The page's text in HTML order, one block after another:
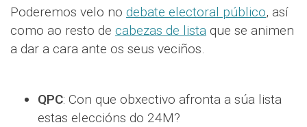
Poderemos velo no debate electoral público, así
como ao resto de cabezas de lista que se animen
a dar a cara ante os seus veciños.
QPC: Con que obxectivo afronta a súa lista
estas eleccións do 24M?